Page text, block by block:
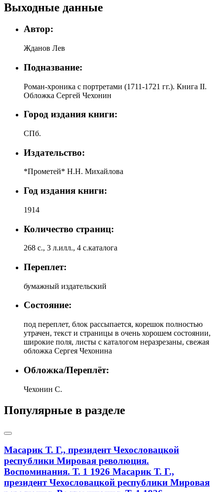
Выходные данные
Автор:
Жданов Лев
Подназвание:
Роман-хроника с портретами (1711-1721 гг.). Книга II.
Обложка Сергей Чехонин
Город издания книги:
СПб.
Издательство:
*Прометей* Н.Н. Михайлова
Год издания книги:
1914
Количество страниц:
268 с., 3 л.илл., 4 с.каталога
Переплет:
бумажный издательский
Состояние:
под переплет, блок рассыпается, корешок полностью
утрачен, текст и страницы в очень хорошем состоянии,
широкие поля, листы с каталогом неразрезаны, свежая
обложка Сергея Чехонина
Обложка/Переплёт:
Чехонин С.
Популярные в разделе
Масарик Т. Г., президент Чехословацкой
республики Мировая революция.
Воспоминания. Т. 1 1926 Масарик Т. Г.,
президент Чехословацкой республики Мировая